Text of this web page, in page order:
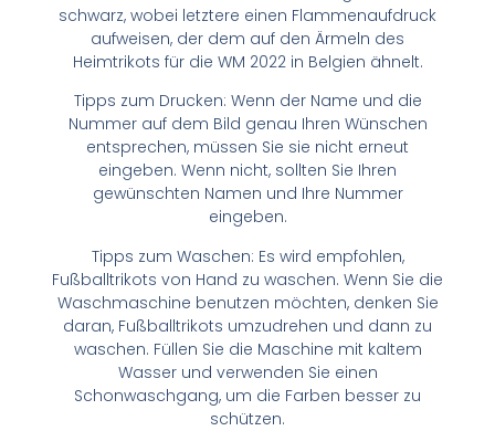
schwarz, wobei letztere einen Flammenaufdruck
aufweisen, der dem auf den Ärmeln des
Heimtrikots für die WM 2022 in Belgien ähnelt.
Tipps zum Drucken: Wenn der Name und die
Nummer auf dem Bild genau Ihren Wünschen
entsprechen, müssen Sie sie nicht erneut
eingeben. Wenn nicht, sollten Sie Ihren
gewünschten Namen und Ihre Nummer
eingeben.
Tipps zum Waschen: Es wird empfohlen,
Fußballtrikots von Hand zu waschen. Wenn Sie die
Waschmaschine benutzen möchten, denken Sie
daran, Fußballtrikots umzudrehen und dann zu
waschen. Füllen Sie die Maschine mit kaltem
Wasser und verwenden Sie einen
Schonwaschgang, um die Farben besser zu
schützen.